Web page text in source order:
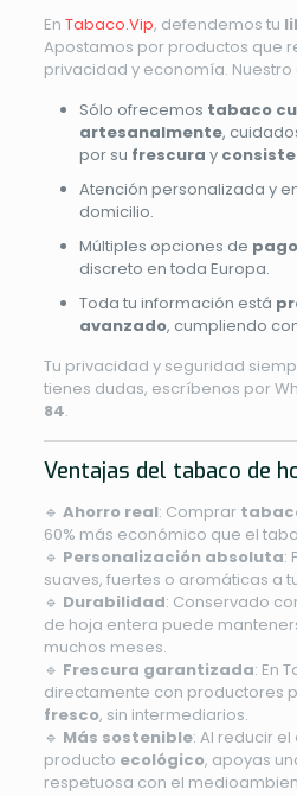
En Tabaco.Vip, defendemos tu
Apostamos por productos que
privacidad y economía.
Sólo ofrecemos tabaco
artesanalmente,
por su frescura y
Atención personalizada y
domicilio.
Múltiples opciones de
discreto en toda Europa.
Toda tu información está
avanzado, cumpliendo
Tu privacidad y seguridad
tienes dudas, escríbenos por
84.
Ventajas del tabaco de
🔹 Ahorro real: Comprar
60% más económico que el
🔹 Personalización absoluta:
suaves, fuertes o aromáticas a
🔹 Durabilidad: Conservado
de hoja entera puede
muchos meses.
🔹 Frescura garantizada: En
directamente con productores
fresco, sin intermediarios.
🔹 Más sostenible: Al reducir
producto ecológico, apoyas
respetuosa con el